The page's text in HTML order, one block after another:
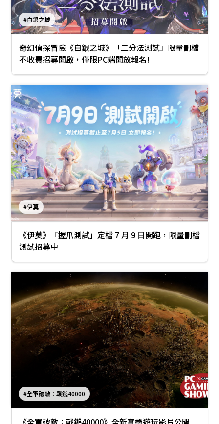
#白銀之城
奇幻偵探冒險《白銀之城》「二分法測試」限量刪檔
不收費招募開啟，僅限PC端開放報名!
#伊莫
《伊莫》「握爪測試」定檔 7 月 9 日開跑，限量刪檔
測試招募中
#全軍破敵：戰鎚40000
《全軍破敵：戰鎚40000》全新實機遊玩影片公開